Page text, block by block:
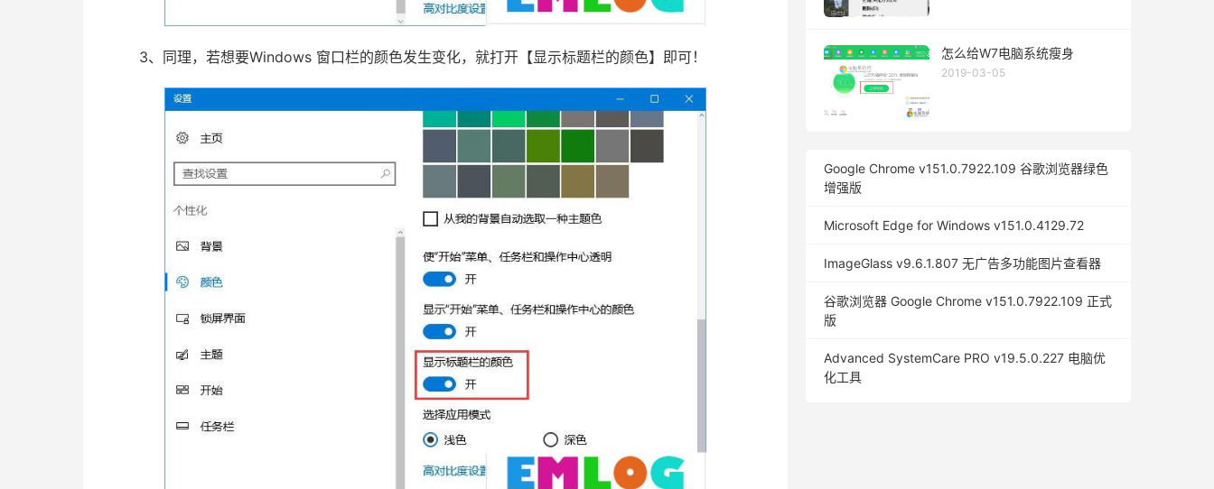
3、同理，若想要Windows 窗口栏的颜色发生变化，就打开【显示标题栏的颜色】即可！ 怎么给W7电脑系统瘦身
2019-03-05
Google Chrome v151.0.7922.109 谷歌浏览器绿色
增强版
Microsoft Edge for Windows v151.0.4129.72
ImageGlass v9.6.1.807 无广告多功能图片查看器
谷歌浏览器 Google Chrome v151.0.7922.109 正式
版
Advanced SystemCare PRO v19.5.0.227 电脑优
化工具